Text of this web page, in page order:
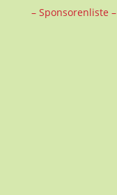
– Sponsorenliste –